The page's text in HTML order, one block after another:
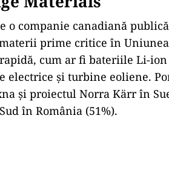
largă între Valea Leucii,
explorări viitoare și
cu alte depozite
Modernizarea recentă a
strategică a identificării
independență energetică ale